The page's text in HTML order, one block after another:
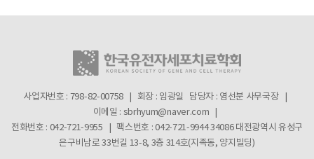
사업자번호 : 798-82-00758 | 회장 : 임광일 담당자 : 염선분 사무국장 |
이메일 : sbrhyum@naver.com |
전화번호 : 042-721-9955 | 팩스번호 : 042-721-994434086 대전광역시 유성구
은구비남로 33번길 13-8, 3층 314호(지족동, 양지빌딩)